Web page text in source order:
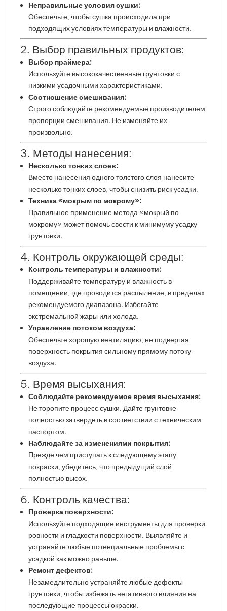
Неправильные условия сушки:
Обеспечьте, чтобы сушка происходила при
подходящих условиях температуры и влажности.
2. Выбор правильных продуктов:
Выбор праймера:
Используйте высококачественные грунтовки с
низкими усадочными характеристиками.
Соотношение смешивания:
Строго соблюдайте рекомендуемые производителем
пропорции смешивания. Не изменяйте их
произвольно.
3. Методы нанесения:
Несколько тонких слоев:
Вместо нанесения одного толстого слоя нанесите
несколько тонких слоев, чтобы снизить риск усадки.
Техника «мокрым по мокрому»:
Правильное применение метода «мокрый по
мокрому» может помочь свести к минимуму усадку
грунтовки.
4. Контроль окружающей среды:
Контроль температуры и влажности:
Поддерживайте температуру и влажность в
помещении, где проводится распыление, в пределах
рекомендуемого диапазона. Избегайте
экстремальной жары или холода.
Управление потоком воздуха:
Обеспечьте хорошую вентиляцию, не подвергая
поверхность покрытия сильному прямому потоку
воздуха.
5. Время высыхания:
Соблюдайте рекомендуемое время высыхания:
Не торопите процесс сушки. Дайте грунтовке
полностью затвердеть в соответствии с техническим
паспортом.
Наблюдайте за изменениями покрытия:
Прежде чем приступать к следующему этапу
покраски, убедитесь, что предыдущий слой
полностью высох.
6. Контроль качества:
Проверка поверхности:
Используйте подходящие инструменты для проверки
ровности и гладкости поверхности. Выявляйте и
устраняйте любые потенциальные проблемы с
усадкой как можно раньше.
Ремонт дефектов:
Незамедлительно устраняйте любые дефекты
грунтовки, чтобы избежать негативного влияния на
последующие процессы окраски.